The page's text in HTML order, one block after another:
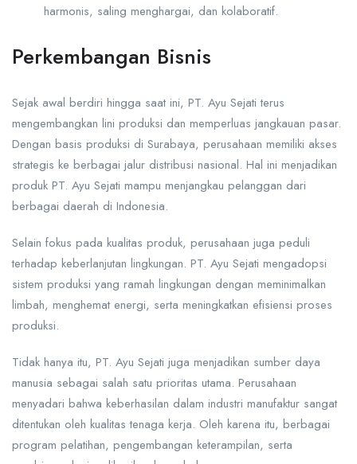
harmonis, saling menghargai, dan kolaboratif.
Perkembangan Bisnis
Sejak awal berdiri hingga saat ini, PT. Ayu Sejati terus
mengembangkan lini produksi dan memperluas jangkauan pasar.
Dengan basis produksi di Surabaya, perusahaan memiliki akses
strategis ke berbagai jalur distribusi nasional. Hal ini menjadikan
produk PT. Ayu Sejati mampu menjangkau pelanggan dari
berbagai daerah di Indonesia.
Selain fokus pada kualitas produk, perusahaan juga peduli
terhadap keberlanjutan lingkungan. PT. Ayu Sejati mengadopsi
sistem produksi yang ramah lingkungan dengan meminimalkan
limbah, menghemat energi, serta meningkatkan efisiensi proses
produksi.
Tidak hanya itu, PT. Ayu Sejati juga menjadikan sumber daya
manusia sebagai salah satu prioritas utama. Perusahaan
menyadari bahwa keberhasilan dalam industri manufaktur sangat
ditentukan oleh kualitas tenaga kerja. Oleh karena itu, berbagai
program pelatihan, pengembangan keterampilan, serta